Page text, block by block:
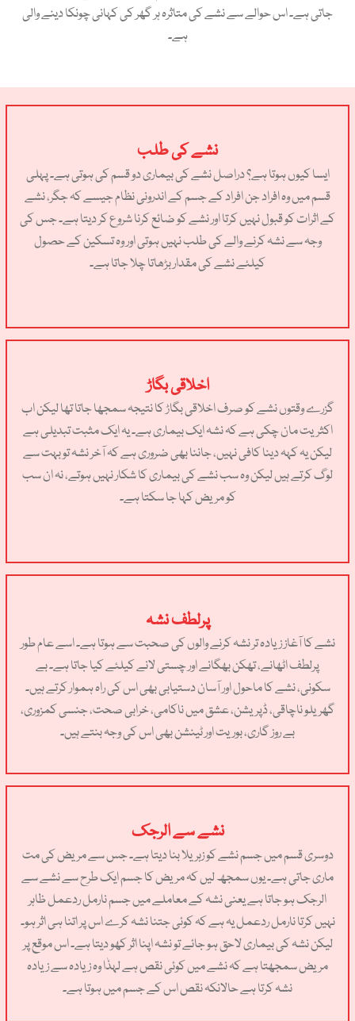
جاتی ہے۔ اس حوالے سے نشے کی متاثرہ ہر گھر کی کہانی چونکا دینے والی
ہے۔
نشے کی طلب
ایسا کیوں ہوتا ہے؟ دراصل نشے کی بیماری دو قسم کی ہوتی ہے۔ پہلی
قسم میں وہ افراد جن افراد کے جسم کے اندرونی نظام جیسے کہ جگر، نشے
کے اثرات کو قبول نہیں کرتا اور نشے کو ضائع کرنا شروع کر دیتا ہے۔ جس کی
وجہ سے نشہ کرنے والے کی طلب نہیں ہوتی اور وہ تسکین کے حصول
کیلئے نشے کی مقدار بڑھاتا چلا جاتا ہے۔
اخلاقی بگاڑ
گزرے وقتوں نشے کو صرف اخلاقی بگاڑ کا نتیجہ سمجھا جاتا تھا لیکن اب
اکثریت مان چکی ہے کہ نشہ ایک بیماری ہے۔ یہ ایک مثبت تبدیلی ہے
لیکن یہ کہہ دینا کافی نہیں، جاننا بھی ضروری ہے کہ آخر نشہ تو بہت سے
لوگ کرتے ہیں لیکن وہ سب نشے کی بیماری کا شکار نہیں ہوتے، نہ ان سب
کو مریض کہا جا سکتا ہے۔
پرلطف نشہ
نشے کا آغاز زیادہ تر نشہ کرنے والوں کی صحبت سے ہوتا ہے۔ اسے عام طور
پرلطف اٹھانے، تھکن بھگانے اور چستی لانے کیلئے کیا جاتا ہے۔ بے
سکونی، نشے کا ماحول اور آسان دستیابی بھی اس کی راہ ہموار کرتے ہیں۔
گھریلو ناچاقی، ڈپریشن، عشق میں ناکامی، خرابی صحت، جنسی کمزوری،
بے روز گاری، بوریت اور ٹینشن بھی اس کی وجہ بنتے ہیں۔
نشے سے الرجک
دوسری قسم میں جسم نشے کو زہریلا بنا دیتا ہے۔ جس سے مریض کی مت
ماری جاتی ہے۔ یوں سمجھ لیں کہ مریض کا جسم ایک طرح سے نشے سے
الرجک ہو جاتا ہے یعنی نشہ کے معاملے میں جسم نارمل ردعمل ظاہر
نہیں کرتا نارمل ردعمل یہ ہے کہ کوئی جتنا نشہ کرے اس پر اتنا ہی اثر ہو۔
لیکن نشہ کی بیماری لاحق ہو جائے تو نشہ اپنا اثر کھو دیتا ہے۔ اس موقع پر
مریض سمجھتا ہے کہ نشے میں کوئی نقص ہے لہذٰا وہ زیادہ سے زیادہ
نشہ کرتا ہے حالانکہ نقص اس کے جسم میں ہوتا ہے۔